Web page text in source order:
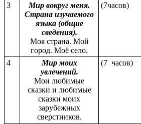
3
Мир вокруг меня.
Страна изучаемого
языка (общие
сведения).
Моя страна. Мой
город. Моё село.
(7часов)
4
Мир моих
увлечений.
Мои любимые
сказки и любимые
сказки моих
зарубежных
сверстников.
(7 часов)